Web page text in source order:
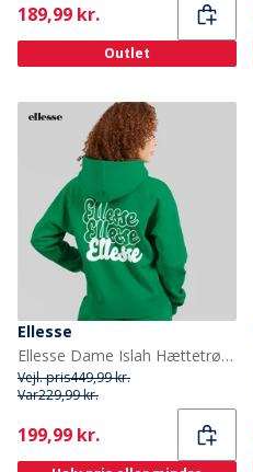
Current
189,99 kr.
Outlet
Ellesse
Ellesse Dame Islah Hættetrøje Grøn
Vejl. pris449,99 kr.
Var229,99 kr.
Current
199,99 kr.